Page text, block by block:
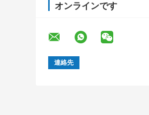
オンラインです